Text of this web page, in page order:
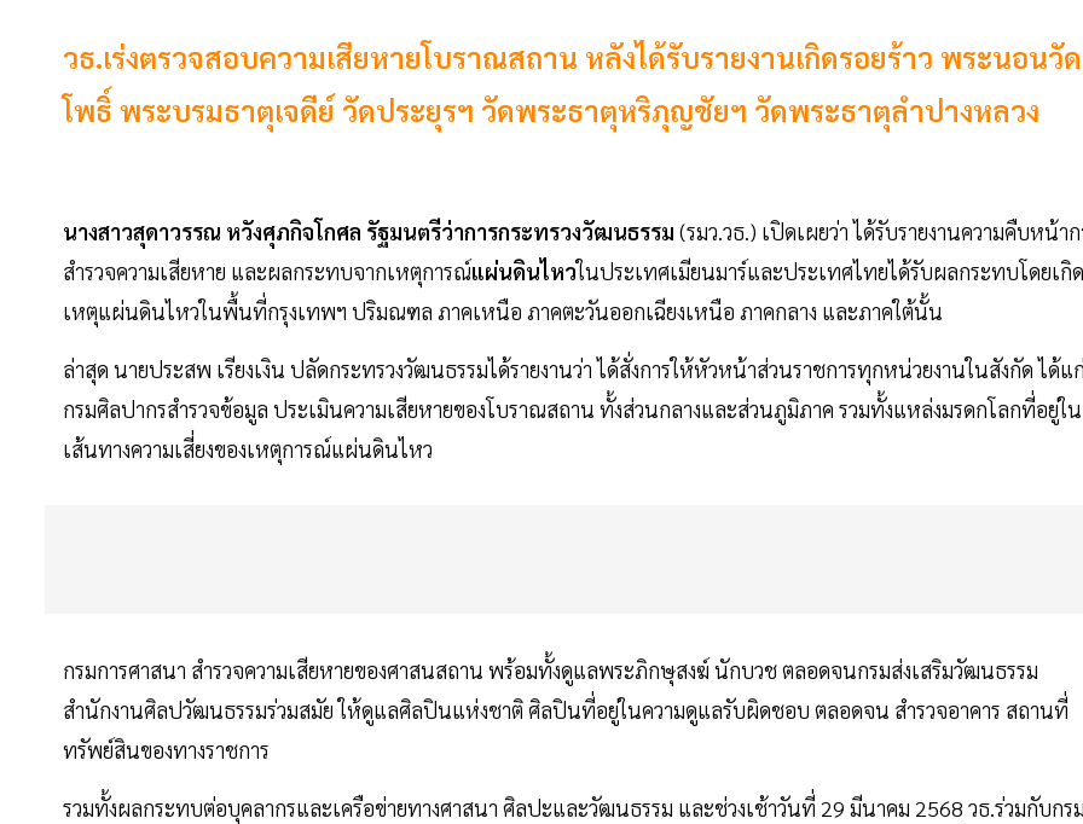
วธ.เร่งตรวจสอบความเสียหายโบราณสถาน หลังได้รับรายงานเกิดรอยร้าว พระนอนวัด
โพธิ์ พระบรมธาตุเจดีย์ วัดประยุรฯ วัดพระธาตุหริภุญชัยฯ วัดพระธาตุลำปางหลวง
นางสาวสุดาวรรณ หวังศุภกิจโกศล รัฐมนตรีว่าการกระทรวงวัฒนธรรม (รมว.วธ.) เปิดเผยว่า ได้รับรายงานความคืบหน้าก
สำรวจความเสียหาย และผลกระทบจากเหตุการณ์แผ่นดินไหวในประเทศเมียนมาร์และประเทศไทยได้รับผลกระทบโดยเกิด
เหตุแผ่นดินไหวในพื้นที่กรุงเทพฯ ปริมณฑล ภาคเหนือ ภาคตะวันออกเฉียงเหนือ ภาคกลาง และภาคใต้นั้น
ล่าสุด นายประสพ เรียงเงิน ปลัดกระทรวงวัฒนธรรมได้รายงานว่า ได้สั่งการให้หัวหน้าส่วนราชการทุกหน่วยงานในสังกัด ได้แ
กรมศิลปากรสำรวจข้อมูล ประเมินความเสียหายของโบราณสถาน ทั้งส่วนกลางและส่วนภูมิภาค รวมทั้งแหล่งมรดกโลกที่อยู่ใน
เส้นทางความเสี่ยงของเหตุการณ์แผ่นดินไหว
กรมการศาสนา สำรวจความเสียหายของศาสนสถาน พร้อมทั้งดูแลพระภิกษุสงฆ์ นักบวช ตลอดจนกรมส่งเสริมวัฒนธรรม
สำนักงานศิลปวัฒนธรรมร่วมสมัย ให้ดูแลศิลปินแห่งชาติ ศิลปินที่อยู่ในความดูแลรับผิดชอบ ตลอดจน สำรวจอาคาร สถานที่
ทรัพย์สินของทางราชการ
รวมทั้งผลกระทบต่อบุคลากรและเครือข่ายทางศาสนา ศิลปะและวัฒนธรรม และช่วงเช้าวันที่ 29 มีนาคม 2568 วธ.ร่วมกับกร